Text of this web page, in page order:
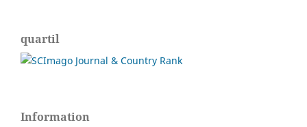
quartil
Information